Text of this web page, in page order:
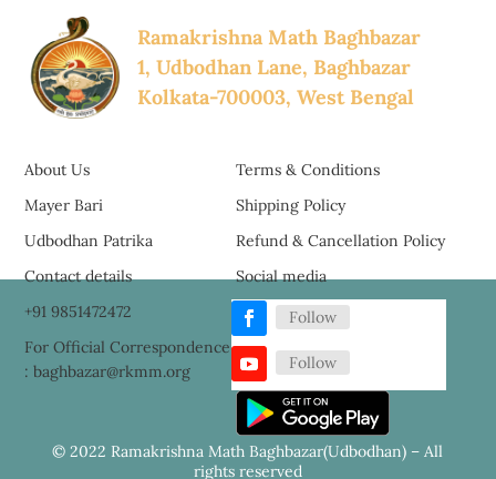
Ramakrishna Math Baghbazar
1, Udbodhan Lane, Baghbazar
Kolkata-700003, West Bengal
About Us
Mayer Bari
Udbodhan Patrika
Terms & Conditions
Shipping Policy
Refund & Cancellation Policy
Contact details
+91 9851472472
For Official Correspondence
: baghbazar@rkmm.org
Social media
Follow
Follow
© 2022 Ramakrishna Math Baghbazar(Udbodhan) – All
rights reserved